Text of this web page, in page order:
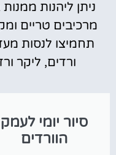
ניתן ליהנות
מרכיבים טריים
תחמיצו לנסות
ורדים, ליקר
סיור יומי לעמק
הוורדים